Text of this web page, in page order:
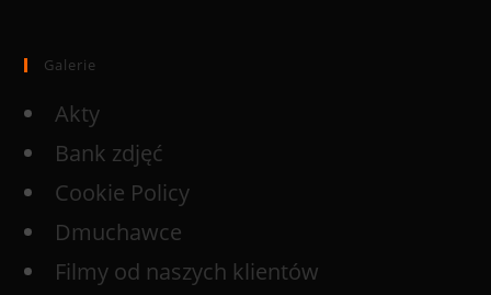
Galerie
Akty
Bank zdjęć
Cookie Policy
Dmuchawce
Filmy od naszych klientów